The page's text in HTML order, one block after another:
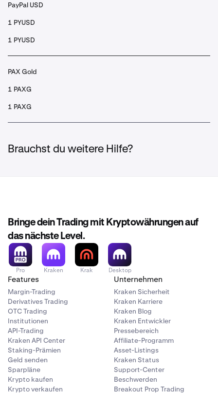
PayPal USD
1 PYUSD
1 PYUSD
PAX Gold
1 PAXG
1 PAXG
Brauchst du weitere Hilfe?
Bringe dein Trading mit Kryptowährungen auf
das nächste Level.
Pro Kraken Krak Desktop
Features
Margin-Trading
Derivatives Trading
OTC Trading
Institutionen
API-Trading
Kraken API Center
Staking-Prämien
Geld senden
Sparpläne
Krypto kaufen
Krypto verkaufen
Unternehmen
Kraken Sicherheit
Kraken Karriere
Kraken Blog
Kraken Entwickler
Pressebereich
Affiliate-Programm
Asset-Listings
Kraken Status
Support-Center
Beschwerden
Breakout Prop Trading